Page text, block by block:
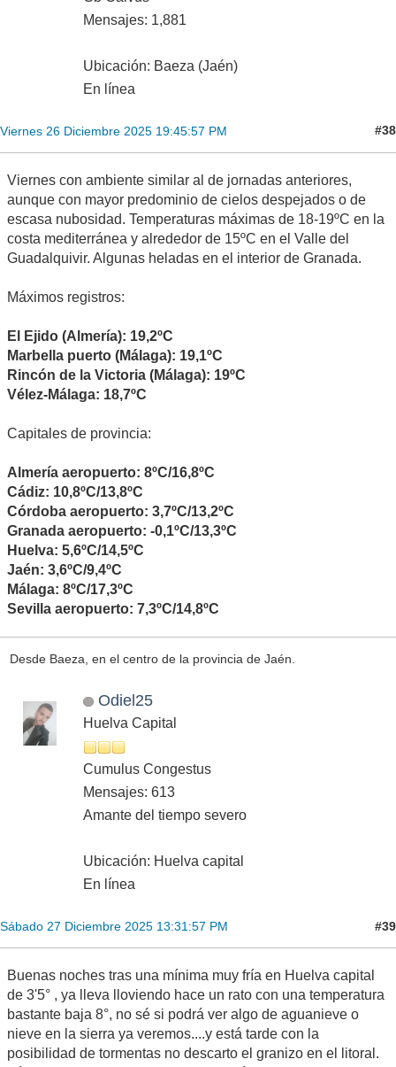
Mensajes: 1,881
Ubicación: Baeza (Jaén)
En línea
Viernes 26 Diciembre 2025 19:45:57 PM #38
Viernes con ambiente similar al de jornadas anteriores,
aunque con mayor predominio de cielos despejados o de
escasa nubosidad. Temperaturas máximas de 18-19ºC en la
costa mediterránea y alrededor de 15ºC en el Valle del
Guadalquivir. Algunas heladas en el interior de Granada.
Máximos registros:
El Ejido (Almería): 19,2ºC
Marbella puerto (Málaga): 19,1ºC
Rincón de la Victoria (Málaga): 19ºC
Vélez-Málaga: 18,7ºC
Capitales de provincia:
Almería aeropuerto: 8ºC/16,8ºC
Cádiz: 10,8ºC/13,8ºC
Córdoba aeropuerto: 3,7ºC/13,2ºC
Granada aeropuerto: -0,1ºC/13,3ºC
Huelva: 5,6ºC/14,5ºC
Jaén: 3,6ºC/9,4ºC
Málaga: 8ºC/17,3ºC
Sevilla aeropuerto: 7,3ºC/14,8ºC
Desde Baeza, en el centro de la provincia de Jaén.
Odiel25
Huelva Capital
Cumulus Congestus
Mensajes: 613
Amante del tiempo severo
Ubicación: Huelva capital
En línea
Sábado 27 Diciembre 2025 13:31:57 PM #39
Buenas noches tras una mínima muy fría en Huelva capital
de 3'5° , ya lleva lloviendo hace un rato con una temperatura
bastante baja 8°, no sé si podrá ver algo de aguanieve o
nieve en la sierra ya veremos....y está tarde con la
posibilidad de tormentas no descarto el granizo en el litoral.